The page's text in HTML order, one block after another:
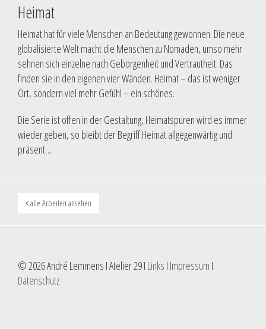
Heimat
Heimat hat für viele Menschen an Bedeutung gewonnen. Die neue
globalisierte Welt macht die Menschen zu Nomaden, umso mehr
sehnen sich einzelne nach Geborgenheit und Vertrautheit. Das
finden sie in den eigenen vier Wänden. Heimat – das ist weniger
Ort, sondern viel mehr Gefühl – ein schönes.
Die Serie ist offen in der Gestaltung, Heimatspuren wird es immer
wieder geben, so bleibt der Begriff Heimat allgegenwärtig und
präsent…
alle Arbeiten ansehen
© 2026 André Lemmens I Atelier 29 I Links I Impressum I
Datenschutz